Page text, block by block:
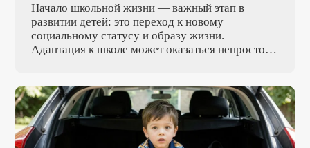
Начало школьной жизни — важный этап в
развитии детей: это переход к новому
социальному статусу и образу жизни.
Адаптация к школе может оказаться непростой
первокласснику успешно преодолеть этот
период — создать прочный фундамент для
дальнейшего обучения и развития.